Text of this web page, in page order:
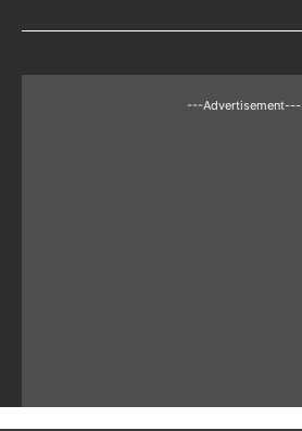
---Advertisement---